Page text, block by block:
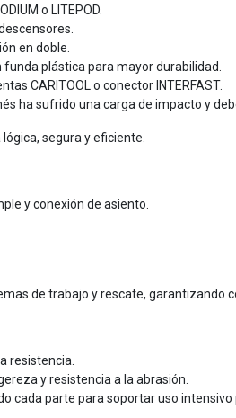
o LITEPOD.
en doble.
plástica para mayor durabilidad.
CARITOOL o conector INTERFAST.
ha sufrido una carga de impacto y
segura y eficiente.
y conexión de asiento.
de trabajo y rescate, garantizando
resistencia.
y resistencia a la abrasión.
cada parte para soportar uso intensivo